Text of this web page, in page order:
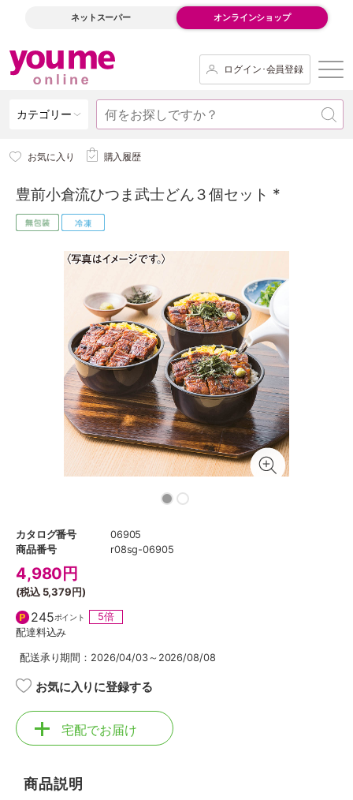
ネットスーパー オンラインショップ
ログイン･会員登録
カテゴリー
お気に入り 購入履歴
豊前小倉流ひつま武士どん３個セット *
カタログ番号
06905
商品番号
r08sg-06905
4,980 円
(税込 5,379円)
245ポイント
5倍
配達料込み
配送承り期間：2026/04/03～2026/08/08
お気に入りに登録する
宅配でお届け
商品説明